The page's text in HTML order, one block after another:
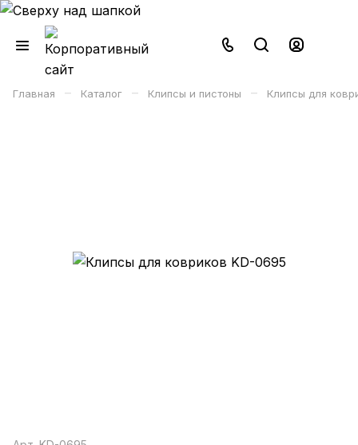
Главная – Каталог – Клипсы и пистоны – Клипсы для